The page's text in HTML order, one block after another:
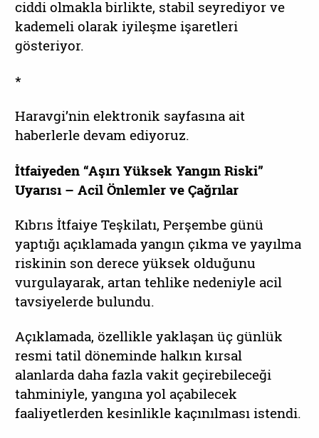
ciddi olmakla birlikte, stabil seyrediyor ve
kademeli olarak iyileşme işaretleri
gösteriyor.
*
Haravgi’nin elektronik sayfasına ait
haberlerle devam ediyoruz.
İtfaiyeden “Aşırı Yüksek Yangın Riski”
Uyarısı – Acil Önlemler ve Çağrılar
Kıbrıs İtfaiye Teşkilatı, Perşembe günü
yaptığı açıklamada yangın çıkma ve yayılma
riskinin son derece yüksek olduğunu
vurgulayarak, artan tehlike nedeniyle acil
tavsiyelerde bulundu.
Açıklamada, özellikle yaklaşan üç günlük
resmi tatil döneminde halkın kırsal
alanlarda daha fazla vakit geçirebileceği
tahminiyle, yangına yol açabilecek
faaliyetlerden kesinlikle kaçınılması istendi.